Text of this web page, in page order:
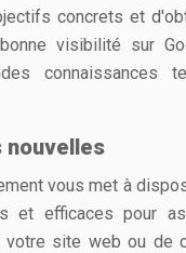
concrets et
visibilité sur
connaissances
nouvelles
vous met à
et efficaces pour
votre site web ou de